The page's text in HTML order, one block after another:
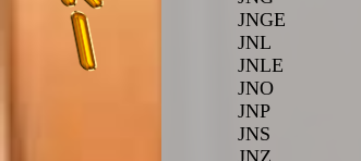
JNGE
JNL
JNLE
JNO
JNP
JNS
JNZ